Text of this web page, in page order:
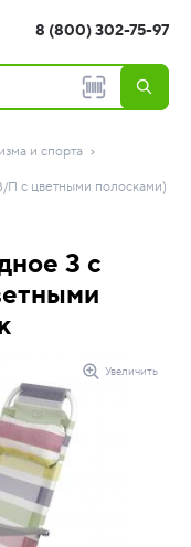
8 (800) 302-75-97
и спорта
П с цветными полосками)
3 с
Увеличить